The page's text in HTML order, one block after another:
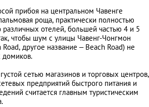
прибоя на центральном Чавенге
роща, практически полностью
различных отелей, большей частью 4 и 5
чтобы шум с улицы Чавенг-Чонгмон
другое название – Beach Road) не
домиков.
сетью магазинов и торговых центров,
предприятий быстрого питания и
считается главным туристическим